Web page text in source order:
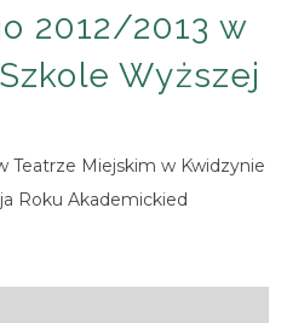
2012/2013 w
Wyższej
Teatrze Miejskim w Kwidzynie
Roku Akademickied